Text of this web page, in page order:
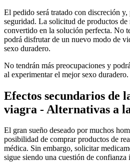
El pedido será tratado con discreción
seguridad. La solicitud de productos de
convertido en la solución perfecta. No
podrá disfrutar de un nuevo modo de
sexo duradero.
No tendrán más preocupaciones y
al experimentar el mejor sexo duradero.
Efectos secundarios de
viagra - Alternativas a
El gran sueño deseado por muchos
posibilidad de comprar productos de
médica. Sin embargo, solicitar
sigue siendo una cuestión de confianza